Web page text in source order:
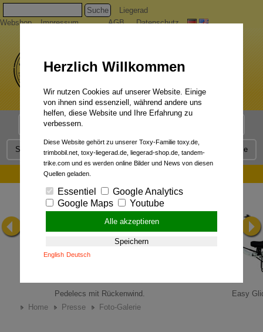
Suche
Liegerad
Webshop
Impressum AGB Datenschutz
Liegerad Modelle
Service Qualität Liegerad News Kontakt Presse
Pedelecs mit Rückenwind.
Easy
Home
Presse Foto-Galerie
Herzlich Willkommen
Wir nutzen Cookies auf unserer Website. Einige
von ihnen sind essenziell, während andere uns
helfen, diese Website und Ihre Erfahrung zu
verbessern.
Diese Website gehört zu unserer Toxy-Familie toxy.de,
trimbobil.net, toxy-liegerad.de, liegerad-shop.de, tandem-
trike.com und es werden online Bilder und News von diesen
Quellen geladen.
Essentiel
Google Analytics
Google Maps
Youtube
Alle akzeptieren
Speichern
English Deutsch